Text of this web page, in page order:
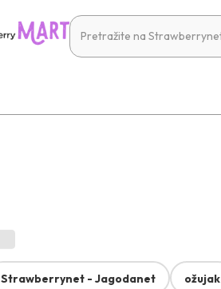
Strawberrynet - Jagodanet ožujak